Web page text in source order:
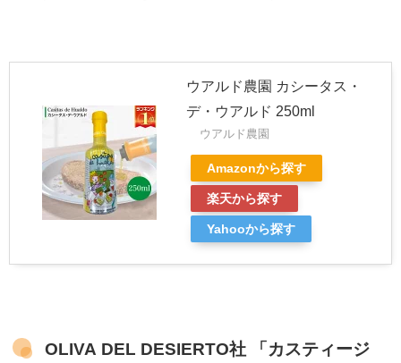
ウアルド農園 カシータス・
デ・ウアルド 250ml
ウアルド農園
Amazonから探す
楽天から探す
Yahooから探す
OLIVA DEL DESIERTO社 「カスティージ